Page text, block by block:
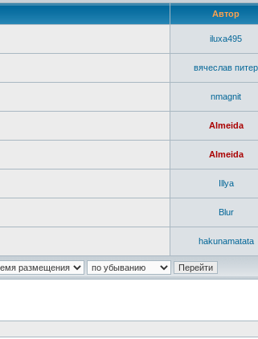
Автор
iluxa495
вячеслав питер
nmagnit
Almeida
Almeida
Illya
Blur
hakunamatata